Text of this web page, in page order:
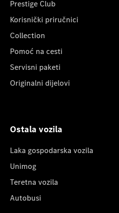
Prestige Club
Korisnički priručnici
Collection
Pomoć na cesti
Servisni paketi
Originalni dijelovi
Ostala vozila
Laka gospodarska vozila
Unimog
Teretna vozila
Autobusi